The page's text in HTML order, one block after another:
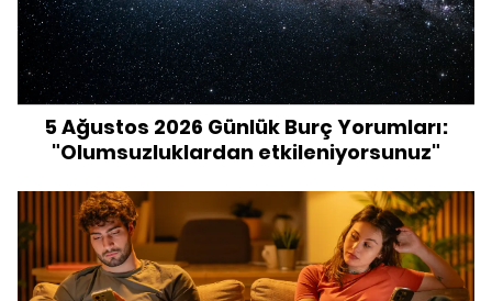
5 Ağustos 2026 Günlük Burç Yorumları:
"Olumsuzluklardan etkileniyorsunuz"